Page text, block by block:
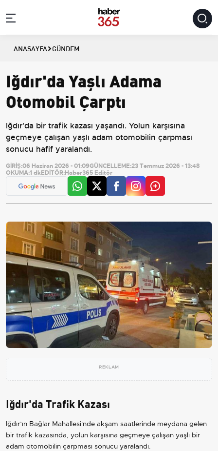
ANASAYFA GÜNDEM
Iğdır'da Yaşlı Adama
Otomobil Çarptı
Iğdır'da bir trafik kazası yaşandı. Yolun karşısına
geçmeye çalışan yaşlı adam otomobilin çarpması
sonucu hafif yaralandı.
GİRİŞ:06 Haziran 2026 - 01:09GÜNCELLEME:23 Temmuz 2026 - 13:48
OKUMA:1 dkEDİTÖR:Haber365 Editör
REKLAM
Iğdır'da Trafik Kazası
Iğdır’ın Bağlar Mahallesi'nde akşam saatlerinde meydana gelen
bir trafik kazasında, yolun karşısına geçmeye çalışan yaşlı bir
adam otomobilin çarpması sonucu yaralandı.